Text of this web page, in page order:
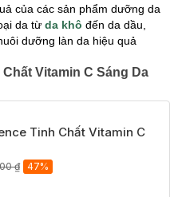
của các sản phẩm dưỡng da
da từ da khô đến da dầu,
dưỡng làn da hiệu quả
Vitamin C Sáng Da
Tinh Chất Vitamin C
₫ 47%